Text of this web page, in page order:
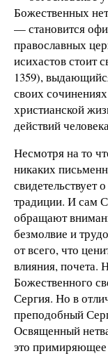
Божественных
— становится
православных
исихастов стоит
1359),
своих
христианской
действий
Несмотря на то
никаких
свидетельствует
традиции. И сам
обращают
безмолвие и
от всего, что
влияния, почета.
Божественного
Сергия. Но в
преподобный
Освященный
это примиряющее